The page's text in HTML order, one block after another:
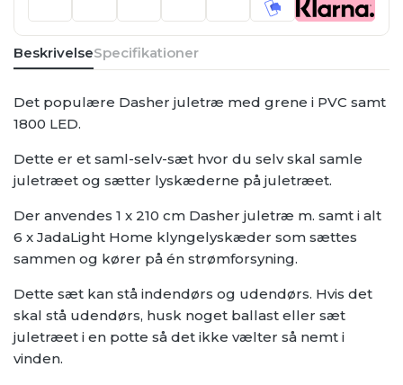
BeskrivelseSpecifikationer
Det populære Dasher juletræ med grene i PVC samt
1800 LED.
Dette er et saml-selv-sæt hvor du selv skal samle
juletræet og sætter lyskæderne på juletræet.
Der anvendes 1 x 210 cm Dasher juletræ m. samt i alt
6 x JadaLight Home klyngelyskæder som sættes
sammen og kører på én strømforsyning.
Dette sæt kan stå indendørs og udendørs. Hvis det
skal stå udendørs, husk noget ballast eller sæt
juletræet i en potte så det ikke vælter så nemt i
vinden.